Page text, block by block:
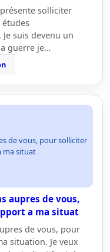
solliciter
études
suis devenu un
guerre je…
de vous, pour solliciter
ma situat
aupres de vous,
a ma situat
de vous, pour
situation. Je veux